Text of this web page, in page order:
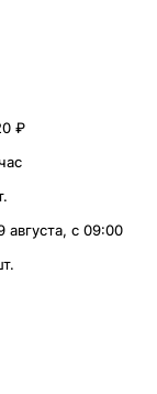
₽
августа, с 09:00